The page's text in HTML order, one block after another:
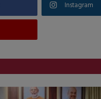
Instagram